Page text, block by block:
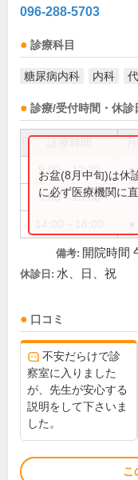
096-288-5703
診療科目
糖尿病内科 内科
診療/受付時間・休診
9:00～12:30 ●
9:00～13:00
お盆(8月中旬)は休
に必ず医療機関に
備考: 開院時間
休診日: 水、日、祝
口コミ
不安だらけで診
察室に入りました
が、先生が安心する
説明をして下さいま
した。
こ